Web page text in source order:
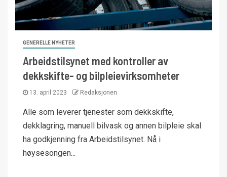
GENERELLE NYHETER
Arbeidstilsynet med kontroller av
dekkskifte- og bilpleievirksomheter
13. april 2023 Redaksjonen
Alle som leverer tjenester som dekkskifte,
dekklagring, manuell bilvask og annen bilpleie skal
ha godkjenning fra Arbeidstilsynet. Nå i
høysesongen...